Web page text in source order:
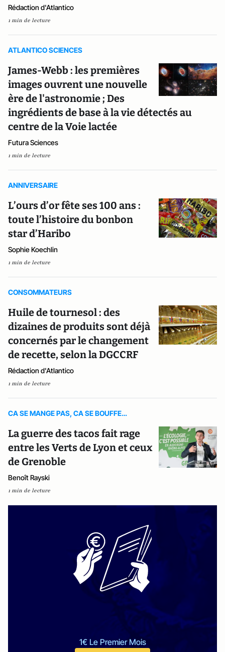
Rédaction d'Atlantico
1 min de lecture
ATLANTICO SCIENCES
James-Webb : les premières
images ouvrent une nouvelle
ère de l'astronomie ; Des
ingrédients de base à la vie détectés au
centre de la Voie lactée
Futura Sciences
1 min de lecture
ANNIVERSAIRE
L’ours d’or fête ses 100 ans :
toute l’histoire du bonbon
star d’Haribo
Sophie Koechlin
1 min de lecture
CONSOMMATEURS
Huile de tournesol : des
dizaines de produits sont déjà
concernés par le changement
de recette, selon la DGCCRF
Rédaction d'Atlantico
1 min de lecture
CA SE MANGE PAS, CA SE BOUFFE…
La guerre des tacos fait rage
entre les Verts de Lyon et ceux
de Grenoble
Benoît Rayski
1 min de lecture
1€ Le Premier Mois